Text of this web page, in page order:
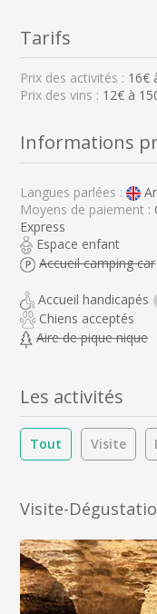
Tarifs
Prix des activités : 16€
Prix des vins : 12€ à
Informations
Langues parlées :
Moyens de paiement :
Express
Espace enfant
Accueil camping car
Accueil handicapés
Chiens acceptés
Aire de pique nique
Les activités
Tout Visite
Visite-